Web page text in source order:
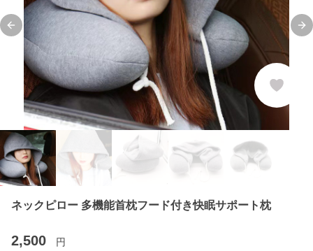
Previous slide
ネックピロー 多機能首枕フード付き快眠サポート枕
2,500 円